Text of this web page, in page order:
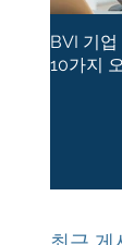
BVI 기
10가지